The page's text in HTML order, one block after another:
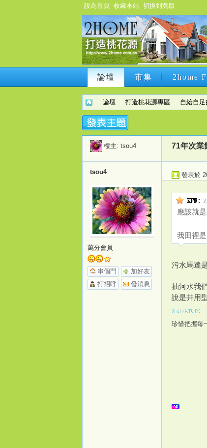
設為首頁 收藏本站 切換到寬版
論壇 市集 2home
論壇 市集 2home
2h›
論壇
›
打造桃花源專區
›
自給自
樓主: tsou4 71年次業
tsou4
萬分會員
串個門
加好友
打招呼
發消息
發表於
應該就
我田裡
污水馬達
抽河水我
說是井用
珍惜把握每